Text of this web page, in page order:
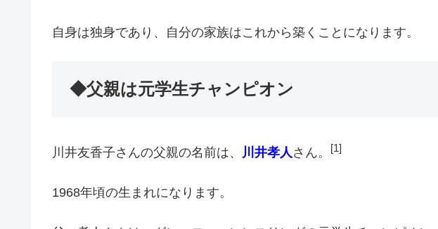
自身は独身であり、自分の家族はこれから築くことになります。
◆父親は元学生チャンピオン
川井友香子さんの父親の名前は、 川井孝人さん。 [1]
1968年頃の生まれになります。